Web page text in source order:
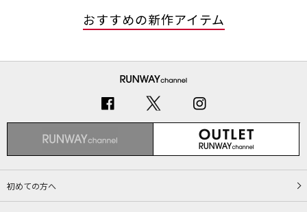
おすすめの新作アイテム
初めての方へ